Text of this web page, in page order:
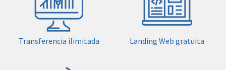
Transferencia ilimitada Landing Web gratuita